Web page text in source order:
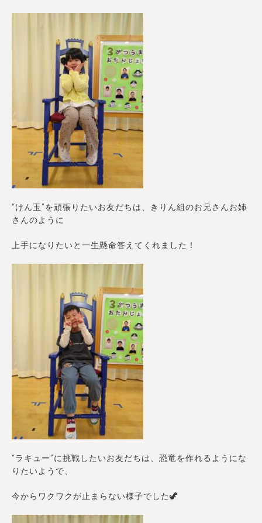
“けん玉”を頑張りたいお友だちは、きりん組のお兄さんお姉
さんのように
上手になりたいと一生懸命答えてくれました！
“ラキュー”に挑戦したいお友だちは、恐竜を作れるようにな
りたいようで、
今からワクワクが止まらない様子でした🦖